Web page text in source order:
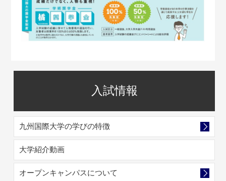
入試情報
九州国際大学の学びの特徴
大学紹介動画
オープンキャンパスについて